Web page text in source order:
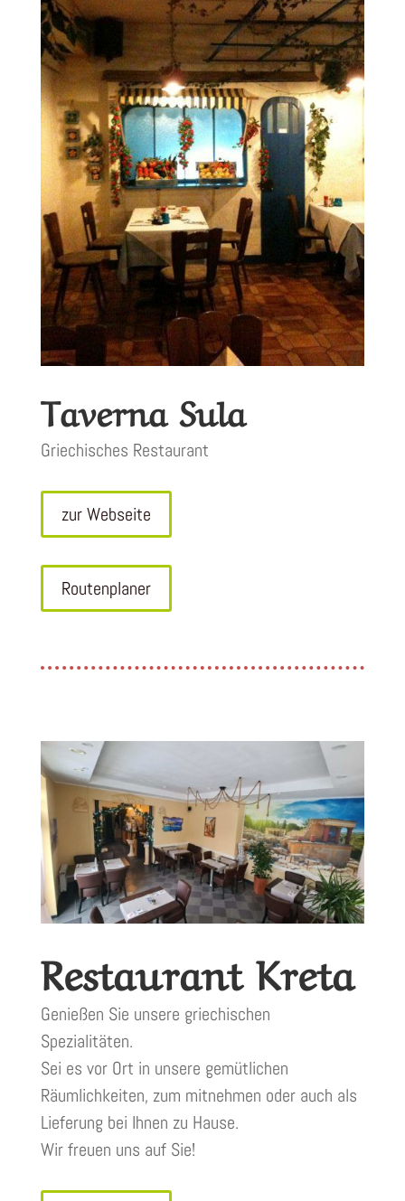
Taverna Sula
Griechisches Restaurant
zur Webseite
Routenplaner
Restaurant Kreta
Genießen Sie unsere griechischen
Spezialitäten.
Sei es vor Ort in unsere gemütlichen
Räumlichkeiten, zum mitnehmen oder auch als
Lieferung bei Ihnen zu Hause.
Wir freuen uns auf Sie!